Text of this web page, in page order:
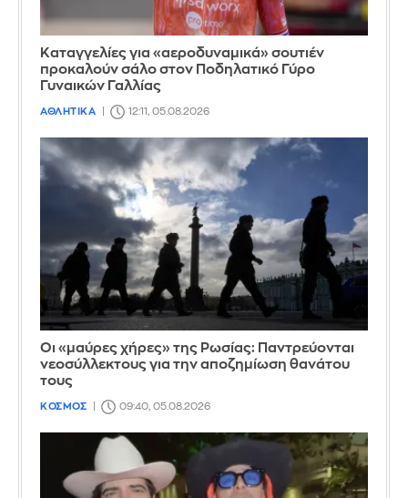
Καταγγελίες για «αεροδυναμικά» σουτιέν
προκαλούν σάλο στον Ποδηλατικό Γύρο
Γυναικών Γαλλίας
ΑΘΛΗΤΙΚΑ 12:11, 05.08.2026
Οι «μαύρες χήρες» της Ρωσίας: Παντρεύονται
νεοσύλλεκτους για την αποζημίωση θανάτου
τους
ΚΟΣΜΟΣ 09:40, 05.08.2026